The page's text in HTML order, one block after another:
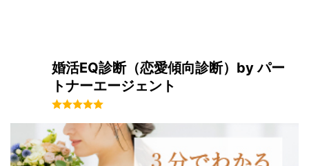
婚活EQ診断（恋愛傾向診断）by パー
トナーエージェント